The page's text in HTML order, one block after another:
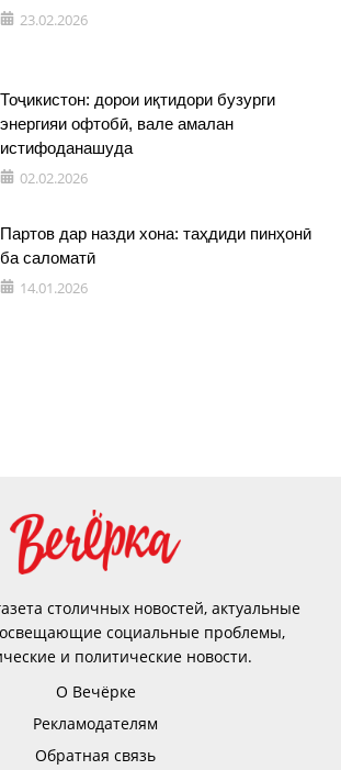
23.02.2026
Тоҷикистон: дорои иқтидори бузурги
энергияи офтобӣ, вале амалан
истифоданашуда
02.02.2026
Партов дар назди хона: таҳдиди пинҳонӣ
ба саломатӣ
14.01.2026
столичных новостей, актуальные
социальные проблемы,
и политические новости.
О Вечёрке
Рекламодателям
Обратная связь